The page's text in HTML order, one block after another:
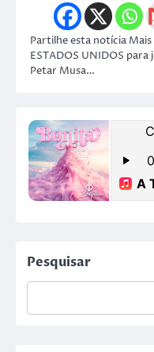
Partilhe esta notícia
ESTADOS UNIDOS
Petar Musa…
Pesquisar